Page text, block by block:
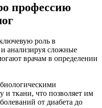
профессию
роль в
анализируя сложные
врачам в определении
и ткани, что позволяет им
от диабета до